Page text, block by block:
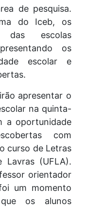
de pesquisa.
do Iceb, os
das escolas
os
escolar e
apresentar o
na quinta-
a oportunidade
com
curso de Letras
Lavras (UFLA).
orientador
um momento
os alunos